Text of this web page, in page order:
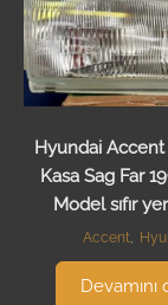
Hyundai
Kasa Sag Far
Model sıfır
Accent,
Devamını